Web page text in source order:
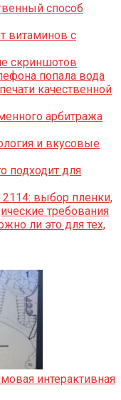
способ
витаминов с
скриншотов
попала вода
качественной
арбитража
и вкусовые
подходит для
2114: выбор пленки,
требования
ли это для тех,
интерактивная